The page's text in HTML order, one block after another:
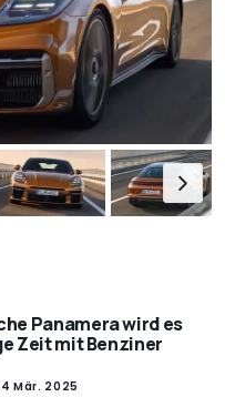
Panamera wird es
Zeit mit Benziner
Mär. 2025